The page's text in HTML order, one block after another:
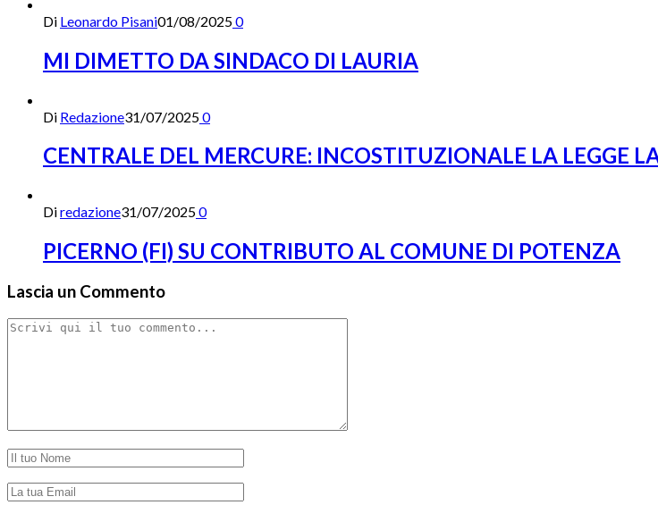
Di Leonardo Pisani01/08/20250
MI DIMETTO DA SINDACO DI LAURIA
Di Redazione31/07/20250
CENTRALE DEL MERCURE: INCOSTITUZIONALE LA LEGGE
Diredazione31/07/20250
PICERNO (FI) SU CONTRIBUTO AL COMUNE DI POTENZA
Lascia un Commento